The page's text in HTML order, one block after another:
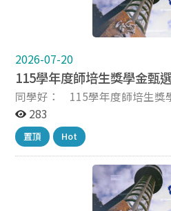
assessment.edu.tw/
學資源網： https://tl-
學能力檢測說明影片：
https://www.youtube.com/
對報名有相關疑義，請洽國立
電話：06-2601292，電子信箱
visa3124@gm2.nutn.edu.tw
2026-07-20
115學年度師培生獎學金甄
同學好： 115學年度師培生獎
7/31(五)17:00止(郵寄報名者以
詳閱本獎學金甄選作業要點及
申請之師培生請備妥資料，於本
申請，親自報名者請於上班日
8:00~12:00；下午13:30~17:00
準)，檢送報名資料至本中心辦理，逾
金甄選作業要點規定請至本中
283
置頂 Hot